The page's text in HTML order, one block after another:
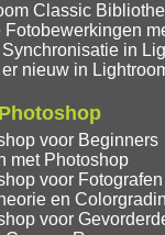
Classic
Fotobewerkingen
in
nieuw in
voor Beginners
met Photoshop
voor Fotografen
en
voor